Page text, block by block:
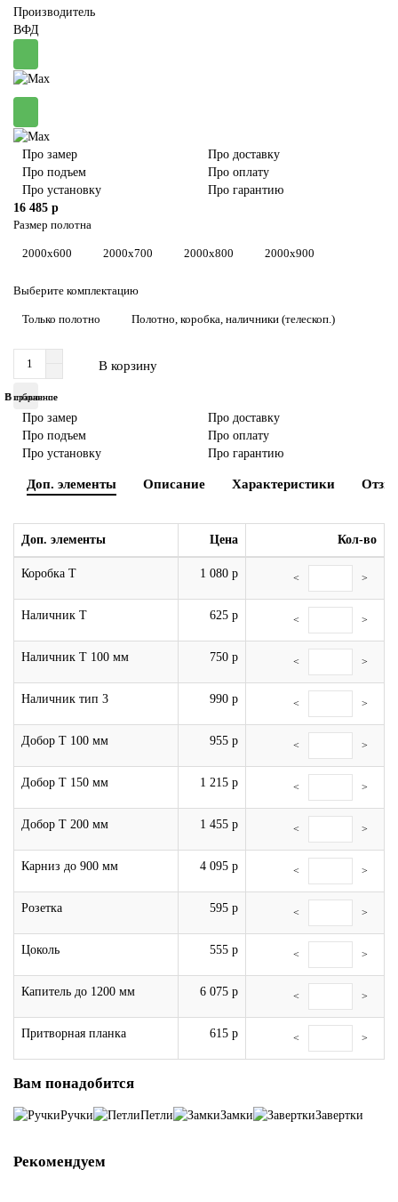
Производитель
ВФД
Про замер
Про доставку
Про подъем
Про оплату
Про установку
Про гарантию
16 485 р
Размер полотна
2000x600 2000x700 2000x800 2000x900
Выберите комплектацию
Только полотно Полотно, коробка, наличники (телескоп.)
В корзину
В избранное
В сравнение
Про замер
Про доставку
Про подъем
Про оплату
Про установку
Про гарантию
Доп. элементы Описание Характеристики
Доп. элементы Цена Кол-во
Коробка Т 1 080 р < >
Наличник Т 625 р < >
Наличник Т 100 мм 750 р < >
Наличник тип 3 990 р < >
Добор Т 100 мм 955 р < >
Добор Т 150 мм 1 215 р < >
Добор Т 200 мм 1 455 р < >
Карниз до 900 мм 4 095 р < >
Розетка 595 р < >
Цоколь 555 р < >
Капитель до 1200 мм 6 075 р < >
Притворная планка 615 р < >
Вам понадобится
Ручки Петли Замки Завертки
Рекомендуем